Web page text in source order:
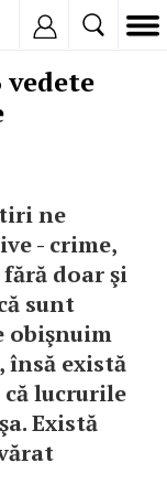
ne
- crime,
doar şi
sunt
obişnuim
însă există
lucrurile
Există